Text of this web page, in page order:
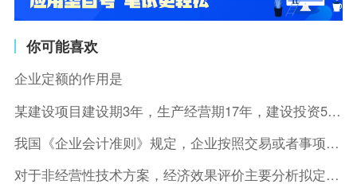
你可能喜欢
企业定额的作用是
某建设项目建设期3年，生产经营期17年，建设投资5500万元
我国《企业会计准则》规定，企业按照交易或者事项的经济特征确定
对于非经营性技术方案，经济效果评价主要分析拟定方案的( )。